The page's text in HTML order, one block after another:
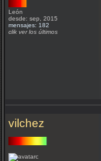
León
desde: sep, 2015
mensajes: 182
clik ver los últimos
vilchez